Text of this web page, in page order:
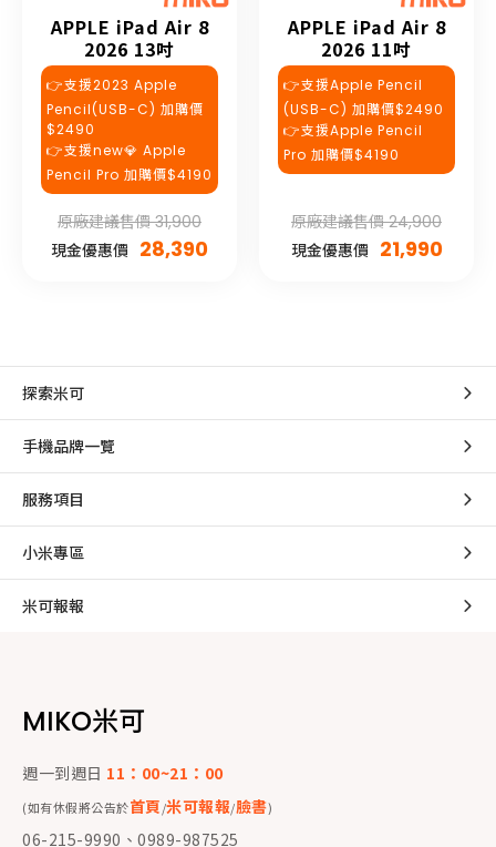
APPLE iPad Air 8
2026 13吋
👉支援2023 Apple
Pencil(USB-C) 加購價
$2490
👉支援new💎 Apple
Pencil Pro 加購價$4190
原廠建議售價 31,900
現金優惠價 28,390
APPLE iPad Air 8
2026 11吋
👉支援Apple Pencil
(USB-C) 加購價$2490
👉支援Apple Pencil
Pro 加購價$4190
原廠建議售價 24,900
現金優惠價 21,990
探索米可
手機品牌一覽
服務項目
小米專區
米可報報
MIKO米可
週一到週日 11：00~21：00
(如有休假將公告於首頁/米可報報/臉書)
06-215-9990、0989-987525